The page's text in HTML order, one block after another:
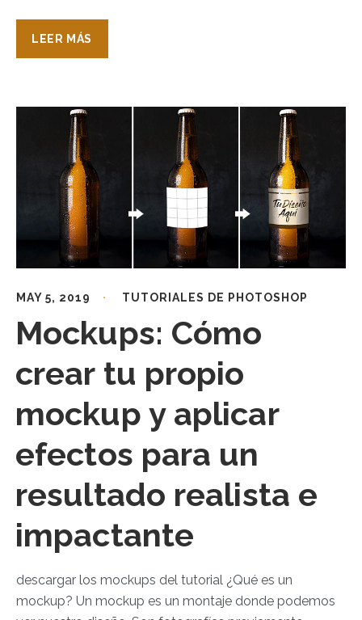
LEER MÁS
MAY 5, 2019 TUTORIALES DE PHOTOSHOP
Mockups: Cómo
crear tu propio
mockup y aplicar
efectos para un
resultado realista e
impactante
descargar los mockups del tutorial ¿Qué es un
mockup? Un mockup es un montaje donde podemos